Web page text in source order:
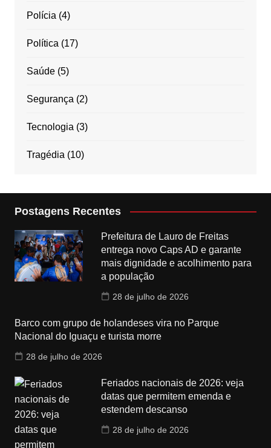
Polícia (4)
Política (17)
Saúde(5)
Segurança (2)
Tecnologia (3)
Tragédia (10)
Postagens Recentes
Prefeitura de Lauro de Freitas
entrega novo Caps AD e garante
mais dignidade e acolhimento para
a população
28 de julho de 2026
Barco com grupo de holandeses vira no Parque
Nacional do Iguaçu e turista morre
28 de julho de 2026
Feriados nacionais de 2026: veja
datas que permitem emenda e
estendem descanso
28 de julho de 2026